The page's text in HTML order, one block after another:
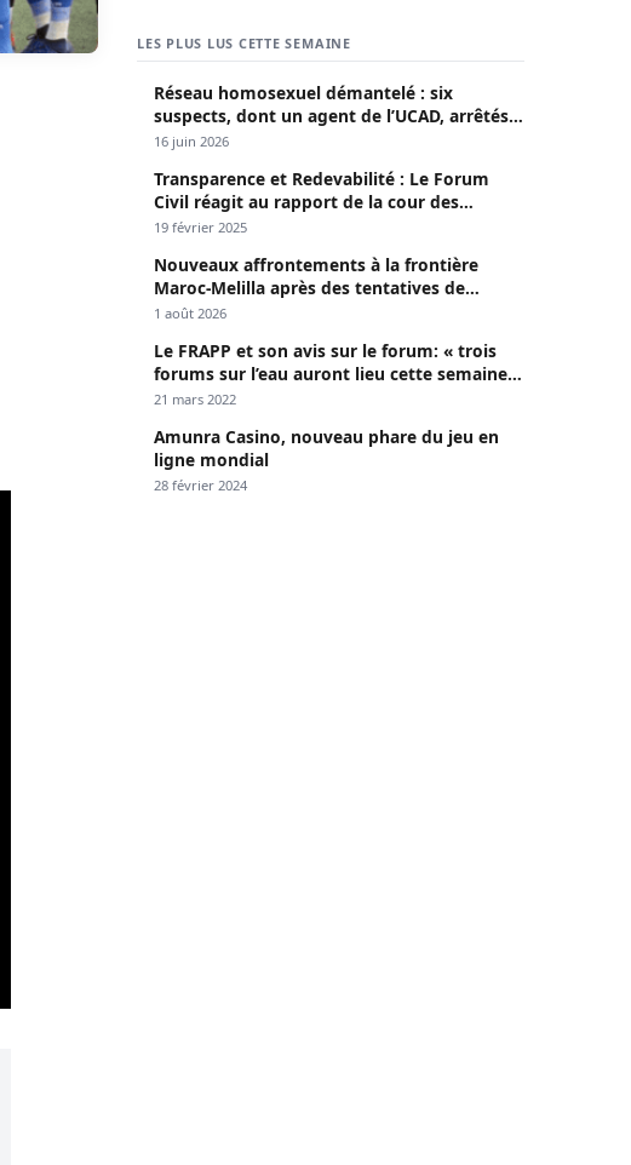
LES PLUS LUS CETTE SEMAINE
Réseau homosexuel démantelé : six
suspects, dont un agent de l’UCAD, arrêtés à
Keur Massar ; l’un avoue avoir propagé le
16 juin 2026
Transparence et Redevabilité : Le Forum
Civil réagit au rapport de la cour des
comptes
19 février 2025
Nouveaux affrontements à la frontière
Maroc-Melilla après des tentatives de
passage
1 août 2026
Le FRAPP et son avis sur le forum: « trois
forums sur l’eau auront lieu cette semaine à
Dakar »
21 mars 2022
Amunra Casino, nouveau phare du jeu en
ligne mondial
28 février 2024